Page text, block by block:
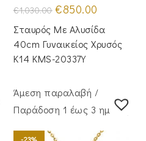
€1,030.00 Original
price
was:
€1,030.00.
€850.00
τιμή
είναι:
€850.00.
Σταυρός Με Αλυσίδα
40cm Γυναικείος Χρυσός
Κ14 KMS-20337Y
Άμεση παραλαβή /
Παράδoση 1 έως 3 ημέρες